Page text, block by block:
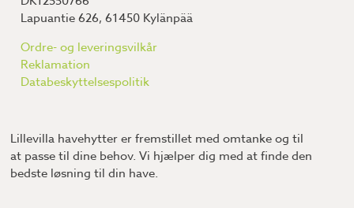
Lapuantie 626, 61450 Kylänpää
Ordre- og leveringsvilkår
Reklamation
Databeskyttelsespolitik
Lillevilla havehytter er fremstillet med omtanke og til
at passe til dine behov. Vi hjælper dig med at finde den
bedste løsning til din have.